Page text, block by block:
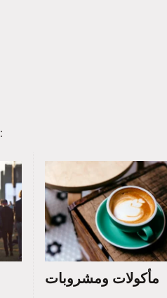
عادة ما يجد أعضاء Tinder اهتمامات مُشتركة مع أعضاء مُجتمعات آخرين. إليك بعض النشاطات الشائعة:
مأكولات ومشروبات